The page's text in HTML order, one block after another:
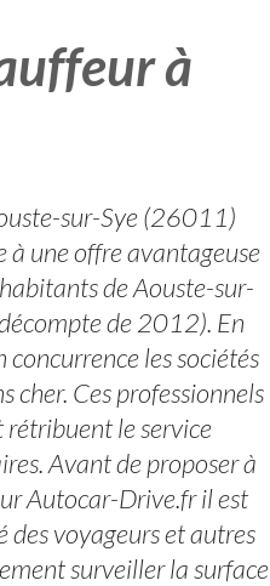
à
sur-Sye (26011)
à une offre avantageuse
habitants de Aouste-sur-
de 2012). En
les sociétés
Ces professionnels
rétribuent le service
Avant de proposer à
Autocar-Drive.fr il est
des voyageurs et autres
surveiller la surface